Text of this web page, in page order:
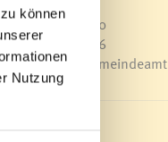
können
Nutzung
5522 51534-0
5522 51534-6
Mail an das Gemeindeamt